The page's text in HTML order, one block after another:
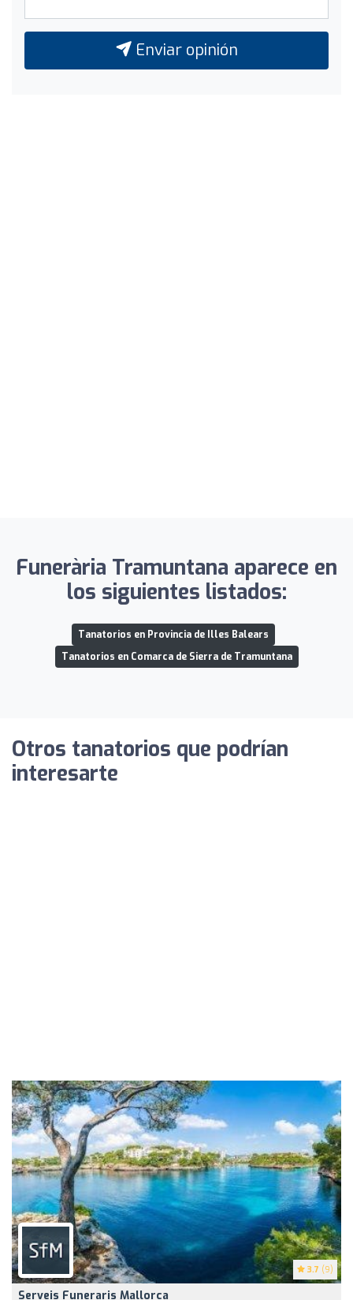
Enviar opinión
Funerària Tramuntana aparece en
los siguientes listados:
Tanatorios en Provincia de Illes Balears
Tanatorios en Comarca de Sierra de Tramuntana
Otros tanatorios que podrían
interesarte
3.7 (9)
Serveis Funeraris Mallorca